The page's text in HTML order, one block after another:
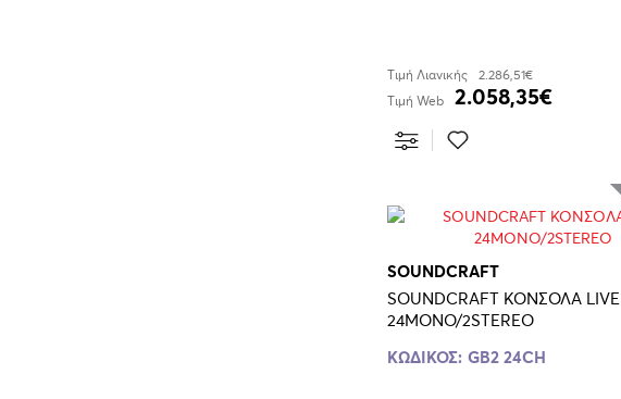
Τιμή Λιανικής
2.286,51€
Τιμή Web
2.058,35€
SOUNDCRAFT
SOUNDCRAFT ΚΟΝΣΟΛΑ LIVE
24MONO/2STEREO
ΚΩΔΙΚΟΣ: GB2 24CH